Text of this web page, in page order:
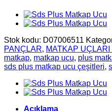
Stok kodu: D07006511
PANÇLAR, MATKAP
matkap, matkap ucu, plus
sds plus matkap ucu çeşitleri,
Açıklama